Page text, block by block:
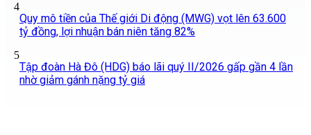
4
Quy mô tiền của Thế giới Di động (MWG) vọt lên 63.600
tỷ đồng, lợi nhuận bán niên tăng 82%
5
Tập đoàn Hà Đô (HDG) báo lãi quý II/2026 gấp gần 4 lần
nhờ giảm gánh nặng tỷ giá